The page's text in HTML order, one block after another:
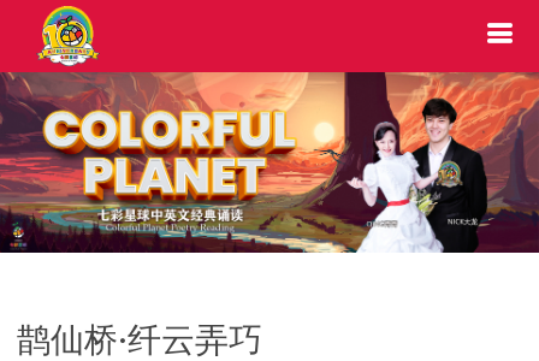
鹊仙桥·纤云弄巧